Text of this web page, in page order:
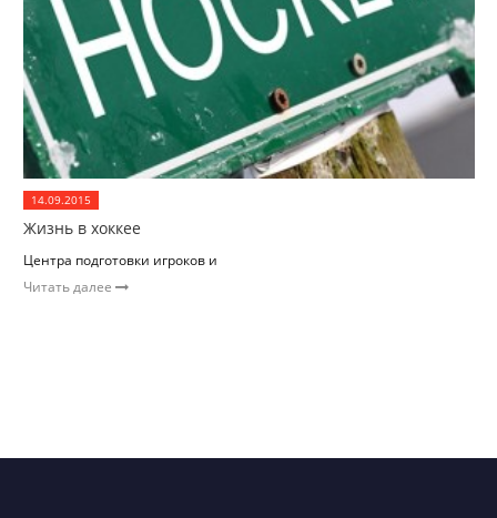
14.09.2015
Жизнь в хоккее
Центра подготовки игроков и
Читать далее